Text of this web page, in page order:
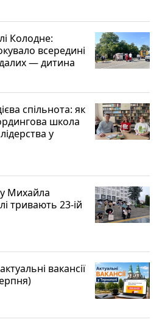
Колодне:
всередині
— дитина
спільнота: як
школа
у
Михайла
тривають 23-ій
вакансії